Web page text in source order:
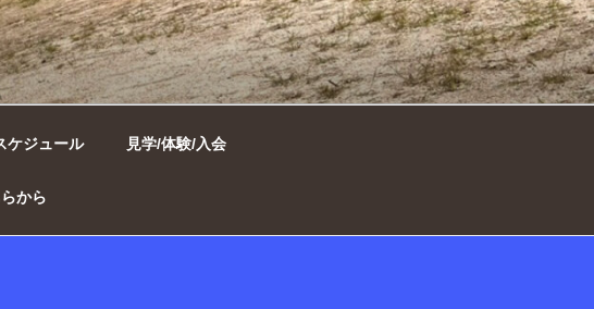
西市ミニバスケット
ケジュール 見学/体験/入会
から